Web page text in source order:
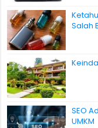
Salah
SEO
UMKM